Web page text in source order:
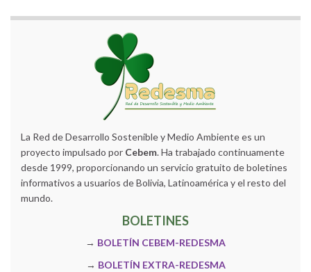
La Red de Desarrollo Sostenible y Medio Ambiente es un
proyecto impulsado por Cebem. Ha trabajado continuamente
desde 1999, proporcionando un servicio gratuito de boletines
informativos a usuarios de Bolivia, Latinoamérica y el resto del
mundo.
BOLETINES
→ BOLETÍN CEBEM-REDESMA
→ BOLETÍN EXTRA-REDESMA